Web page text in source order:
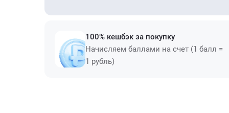
100% кешбэк за покупку
Начисляем баллами на счет (1 балл =
1 рубль)